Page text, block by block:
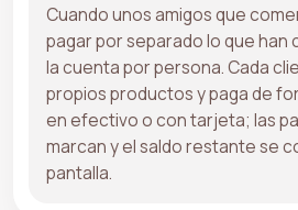
Cuando unos amigos que
pagar por separado lo que han
la cuenta por persona. Cada
propios productos y paga de
en efectivo o con tarjeta; las
marcan y el saldo restante se
pantalla.